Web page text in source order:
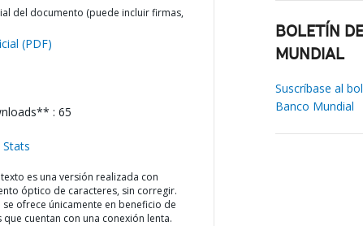
del documento (puede incluir firmas,
(PDF)
: 65
es una versión realizada con
óptico de caracteres, sin corregir.
se ofrece únicamente en beneficio de
que cuentan con una conexión lenta.
BOLETÍN
MUNDIAL
Suscríbase al
Banco Mundial